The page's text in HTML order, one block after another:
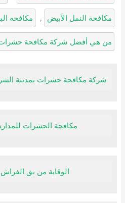
مكافحة النمل الأبيض , مكافحه
من هي أفضل شركة مكافحة
شركة مكافحة حشرات بمدينة الشروق
مكافحة الحشرات للمدارس
الوقاية من بق الفراش 01000200658